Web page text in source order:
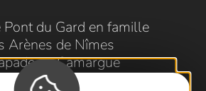
du Gard en famille
Arènes de Nîmes
en Camargue
en Cévennes